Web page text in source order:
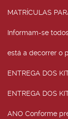
MATRÍCULAS
Informam-se
está a decorrer o
ENTREGA DOS
ENTREGA DOS
ANO Conforme